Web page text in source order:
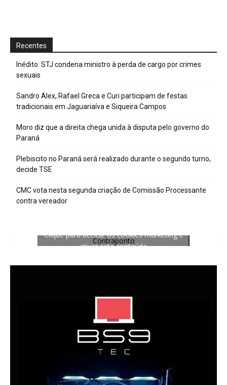
Recentes
Inédito: STJ condena ministro à perda de cargo por crimes
sexuais
Sandro Alex, Rafael Greca e Curi participam de festas
tradicionais em Jaguariaíva e Siqueira Campos
Moro diz que a direita chega unida à disputa pelo governo do
Paraná
Plebiscito no Paraná será realizado durante o segundo turno,
decide TSE
CMC vota nesta segunda criação de Comissão Processante
contra vereador
Contraponto
Clique para aceitar os cookies marketing e
ativar este conteúdo